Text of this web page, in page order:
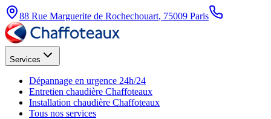
88 Rue Marguerite de Rochechouart, 75009 Paris
Services
Dépannage en urgence 24h/24
Entretien chaudière Chaffoteaux
Installation chaudière Chaffoteaux
Tous nos services